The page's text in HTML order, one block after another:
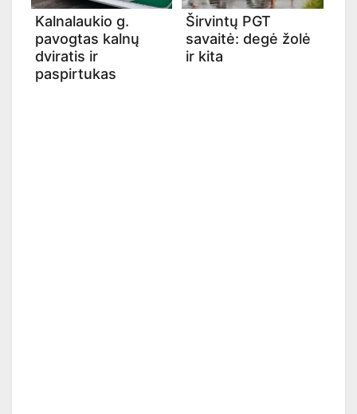
Kalnalaukio g.
pavogtas kalnų
dviratis ir
paspirtukas
Širvintų PGT
savaitė: degė žolė
ir kita